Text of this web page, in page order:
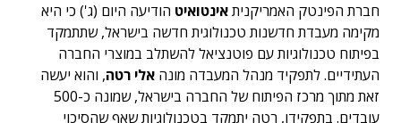
חברת הפינטק האמריקניתאינטואיט הודיעה היום (ג') כי היא
מקימה מעבדת חדשנות טכנולוגית חדשה בישראל, שתתמקד
בפיתוח טכנולוגיות עם פוטנציאל להשתלב במוצרי החברה
העתידיים. לתפקיד מנהל המעבדה מונה אלי רטה, והוא יעשה
זאת מתוך מרכז הפיתוח של החברה בישראל, שמונה כ-500
עובדים. בתפקידו, רטה יתמקד בטכנולוגיות שאף שהסיכוי